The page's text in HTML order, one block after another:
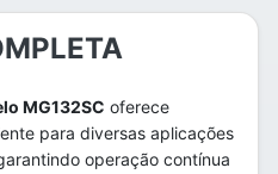
MG132SC oferece
para diversas aplicações
operação contínua